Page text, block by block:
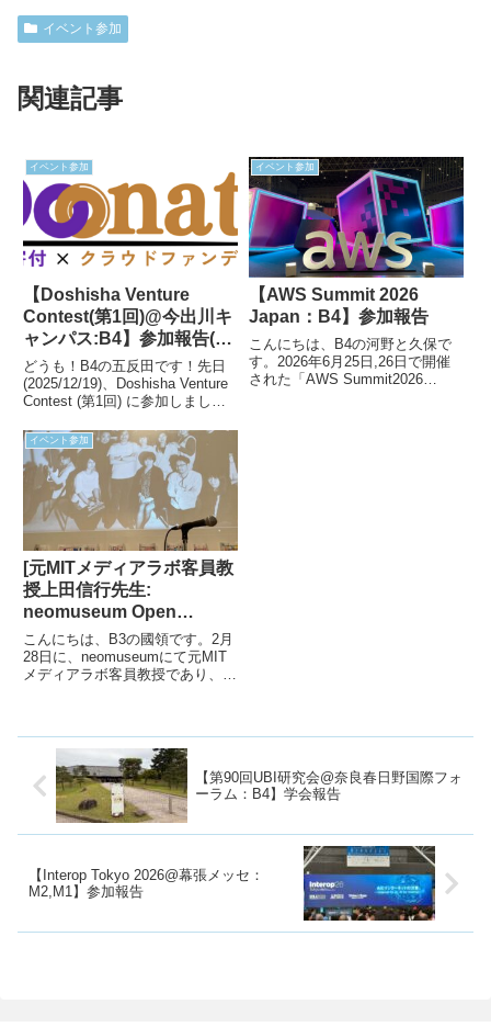
イベント参加
関連記事
イベント参加
【Doshisha Venture
Contest(第1回)@今出川キ
ャンパス:B4】参加報告(企
業賞受賞)
どうも！B4の五反田です！先日
(2025/12/19)、Doshisha Venture
Contest (第1回) に参加しまし
はいわゆるビジネスコンテストで
す。新規のビジネスアイデ...
イベント参加
【AWS Summit 2026
Japan：B4】参加報告
こんにちは、B4の河野と久保で
す。2026年6月25日,26日で開催
された「AWS Summit2026
イベント参加
[元MITメディアラボ客員教
授上田信行先生:
neomuseum Open
House]
こんにちは、B3の國領です。2月
28日に、neomuseumにて元MIT
メディアラボ客員教授であり、現
【第90回UBI研究会@奈良春日野国際フォ
ーラム：B4】学会報告
【Interop Tokyo 2026@幕張メッセ：
M2,M1】参加報告